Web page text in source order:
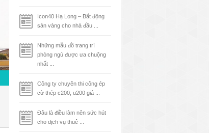
Icon40 Hạ Long – Bất động
sản vàng cho nhà đầu ...
Những mẫu đồ trang trí
phòng ngủ được ưa chuộng
nhất ...
Công ty chuyên thi công ép
cừ thép c200, u200 giá ...
Đâu là điều làm nên sức hút
cho dịch vụ thuê ...